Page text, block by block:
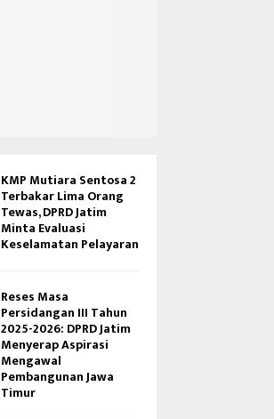
KMP Mutiara Sentosa 2
Terbakar Lima Orang
Tewas, DPRD Jatim
Minta Evaluasi
Keselamatan Pelayaran
Reses Masa
Persidangan III Tahun
2025-2026: DPRD Jatim
Menyerap Aspirasi
Mengawal
Pembangunan Jawa
Timur